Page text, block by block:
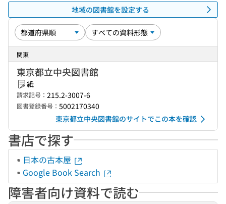
地域の図書館を設定する
関東
東京都立中央図書館
紙
請求記号： 215.2-3007-6
図書登録番号： 5002170340
東京都立中央図書館のサイトでこの本を確認
書店で探す
日本の古本屋
Google Book Search
障害者向け資料で読む